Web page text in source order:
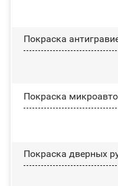
Покраска
Покраска
Покраска дверных